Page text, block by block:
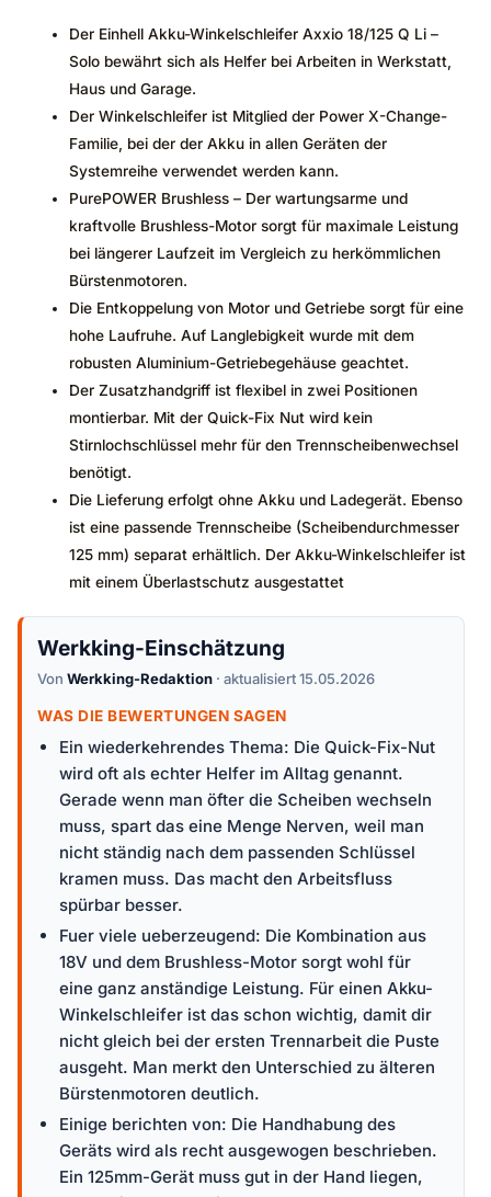
Der Einhell Akku-Winkelschleifer Axxio 18/125 Q Li –
Solo bewährt sich als Helfer bei Arbeiten in Werkstatt,
Haus und Garage.
Der Winkelschleifer ist Mitglied der Power X-Change-
Familie, bei der der Akku in allen Geräten der
Systemreihe verwendet werden kann.
PurePOWER Brushless – Der wartungsarme und
kraftvolle Brushless-Motor sorgt für maximale Leistung
bei längerer Laufzeit im Vergleich zu herkömmlichen
Bürstenmotoren.
Die Entkoppelung von Motor und Getriebe sorgt für eine
hohe Laufruhe. Auf Langlebigkeit wurde mit dem
robusten Aluminium-Getriebegehäuse geachtet.
Der Zusatzhandgriff ist flexibel in zwei Positionen
montierbar. Mit der Quick-Fix Nut wird kein
Stirnlochschlüssel mehr für den Trennscheibenwechsel
benötigt.
Die Lieferung erfolgt ohne Akku und Ladegerät. Ebenso
ist eine passende Trennscheibe (Scheibendurchmesser
125 mm) separat erhältlich. Der Akku-Winkelschleifer ist
mit einem Überlastschutz ausgestattet
Werkking-Einschätzung
Von Werkking-Redaktion · aktualisiert 15.05.2026
WAS DIE BEWERTUNGEN SAGEN
Ein wiederkehrendes Thema: Die Quick-Fix-Nut
wird oft als echter Helfer im Alltag genannt.
Gerade wenn man öfter die Scheiben wechseln
muss, spart das eine Menge Nerven, weil man
nicht ständig nach dem passenden Schlüssel
kramen muss. Das macht den Arbeitsfluss
spürbar besser.
Fuer viele ueberzeugend: Die Kombination aus
18V und dem Brushless-Motor sorgt wohl für
eine ganz anständige Leistung. Für einen Akku-
Winkelschleifer ist das schon wichtig, damit dir
nicht gleich bei der ersten Trennarbeit die Puste
ausgeht. Man merkt den Unterschied zu älteren
Bürstenmotoren deutlich.
Einige berichten von: Die Handhabung des
Geräts wird als recht ausgewogen beschrieben.
Ein 125mm-Gerät muss gut in der Hand liegen,